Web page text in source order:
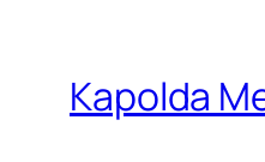
Kapolda